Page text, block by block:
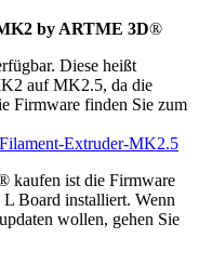
by ARTME 3D®
Diese heißt
auf MK2.5, da die
Firmware finden Sie zum
Extruder-MK2.5
kaufen ist die Firmware
Board installiert. Wenn
wollen, gehen Sie